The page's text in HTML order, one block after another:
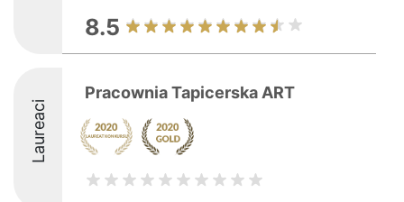
8.5
Laureaci
Pracownia Tapicerska ART